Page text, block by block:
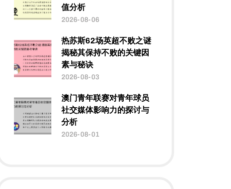
值分析
2026-08-06
热苏斯62场英超不败之谜
揭秘其保持不败的关键因
素与秘诀
2026-08-03
澳门青年联赛对青年球员
社交媒体影响力的探讨与
分析
2026-08-01